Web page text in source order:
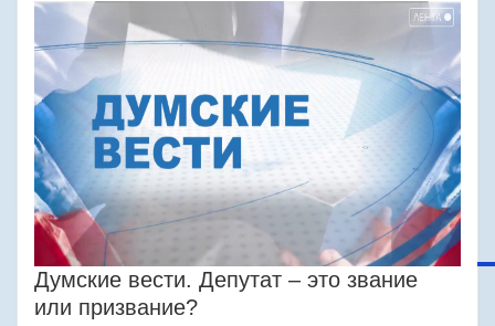
Думские вести. Депутат – это звание
или призвание?